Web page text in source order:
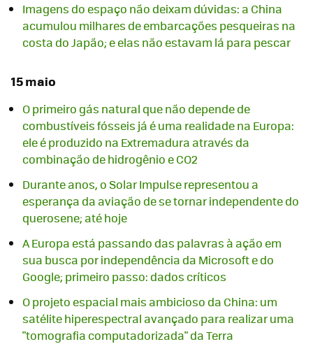
Imagens do espaço não deixam dúvidas: a China
acumulou milhares de embarcações pesqueiras na
costa do Japão; e elas não estavam lá para pescar
15 maio
O primeiro gás natural que não depende de
combustíveis fósseis já é uma realidade na Europa:
ele é produzido na Extremadura através da
combinação de hidrogênio e CO2
Durante anos, o Solar Impulse representou a
esperança da aviação de se tornar independente do
querosene; até hoje
A Europa está passando das palavras à ação em
sua busca por independência da Microsoft e do
Google; primeiro passo: dados críticos
O projeto espacial mais ambicioso da China: um
satélite hiperespectral avançado para realizar uma
"tomografia computadorizada" da Terra